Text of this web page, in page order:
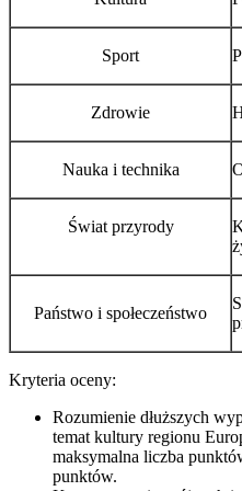
Sport
Zdrowie
Nauka i technika
Świat przyrody
Państwo i społeczeństwo
Kryteria oceny:
Rozumienie dłuższych
temat kultury regionu
maksymalna liczba
punktów.